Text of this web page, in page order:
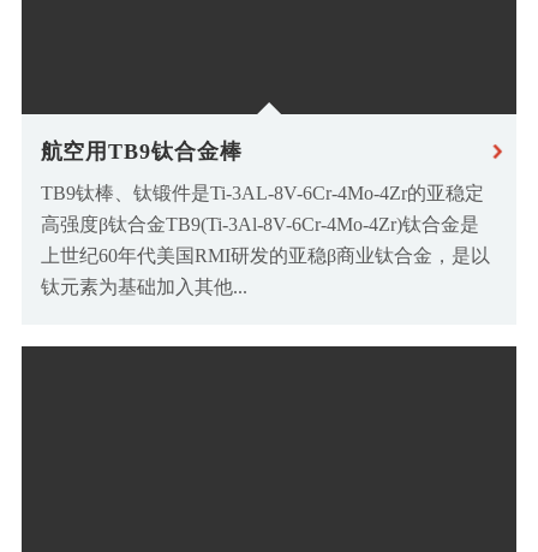
航空用TB9钛合金棒
TB9钛棒、钛锻件是Ti-3AL-8V-6Cr-4Mo-4Zr的亚稳定
高强度β钛合金TB9(Ti-3Al-8V-6Cr-4Mo-4Zr)钛合金是
上世纪60年代美国RMI研发的亚稳β商业钛合金，是以
钛元素为基础加入其他...